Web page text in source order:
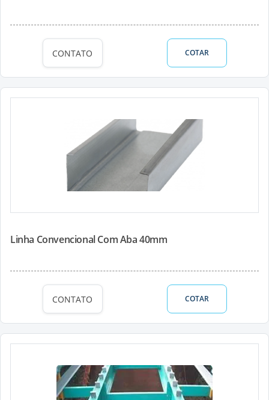
CONTATO COTAR
Linha Convencional Com Aba 40mm
CONTATO COTAR